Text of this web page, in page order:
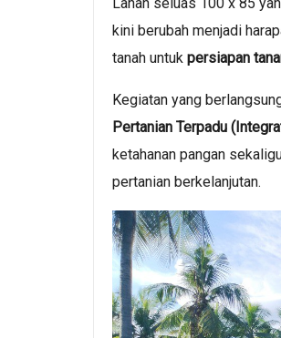
kini berubah menjadi
tanah untuk persiapan
Kegiatan yang
Pertanian Terpadu
ketahanan pangan
pertanian berkelanjutan.